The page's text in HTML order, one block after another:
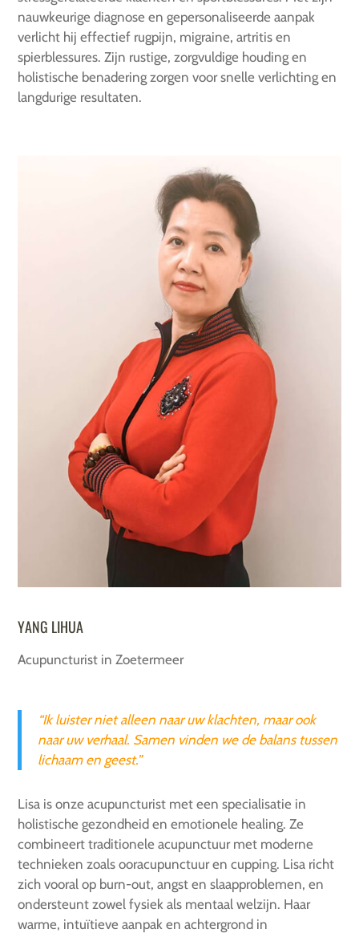
nauwkeurige diagnose en gepersonaliseerde aanpak
verlicht hij effectief rugpijn, migraine, artritis en
spierblessures. Zijn rustige, zorgvuldige houding en
holistische benadering zorgen voor snelle verlichting en
langdurige resultaten.
YANG LIHUA
Acupuncturist in Zoetermeer
“Ik luister niet alleen naar uw klachten, maar ook
naar uw verhaal. Samen vinden we de balans tussen
lichaam en geest.”
Lisa isonze acupuncturist met een specialisatie in
holistische gezondheid en emotionele healing. Ze
combineert traditionele acupunctuur met moderne
technieken zoals ooracupunctuur en cupping. Lisa richt
zich vooral op burn-out, angst en slaapproblemen, en
ondersteunt zowel fysiek als mentaal welzijn. Haar
warme, intuïtieve aanpak en achtergrond in